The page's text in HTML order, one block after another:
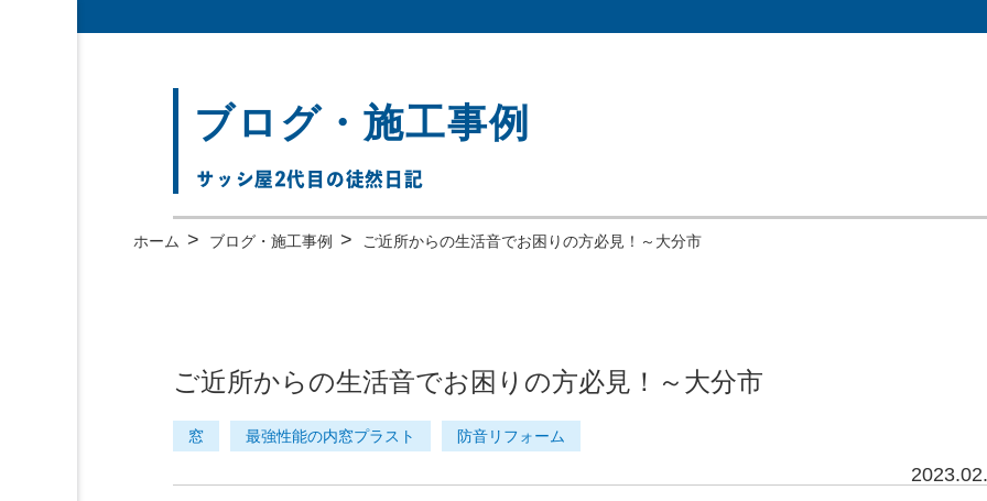
ブログ・施工事例
サッシ屋2代目の徒然日記
ホーム > ブログ・施工事例 > ご近所からの生活音でお困りの方必見！～大分市
ご近所からの生活音でお困りの方必見！～大分市
窓 最強性能の内窓プラスト 防音リフォーム